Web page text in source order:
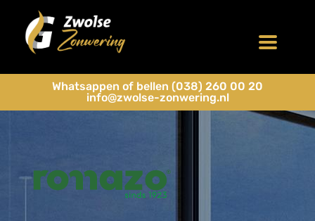
Whatsappen of bellen (038) 260 00 20
info@zwolse-zonwering.nl